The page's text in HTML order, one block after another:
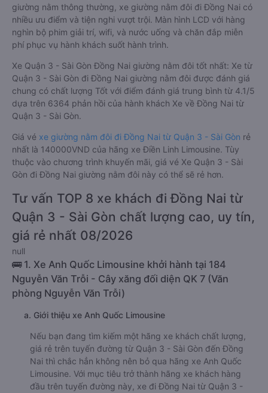
giường nằm thông thường, xe giường nằm đôi đi Đồng Nai có
nhiều ưu điểm và tiện nghi vượt trội. Màn hình LCD với hàng
nghìn bộ phim giải trí, wifi, và nước uống và chăn đắp miễn
phí phục vụ hành khách suốt hành trình.
Xe Quận 3 - Sài Gòn Đồng Nai giường nằm đôi tốt nhất: Xe từ
Quận 3 - Sài Gòn đi Đồng Nai giường nằm đôi được đánh giá
chung có chất lượng Tốt với điểm đánh giá trung bình từ 4.1/5
dựa trên 6364 phản hồi của hành khách Xe về Đồng Nai từ
Quận 3 - Sài Gòn.
Giá vé xe giường nằm đôi đi Đồng Nai từ Quận 3 - Sài Gòn rẻ
nhất là 140000VND của hãng xe Điền Linh Limousine. Tùy
thuộc vào chương trình khuyến mãi, giá vé Xe Quận 3 - Sài
Gòn đi Đồng Nai giường nằm đôi này có thể sẽ rẻ hơn.
Tư vấn TOP 8 xe khách đi Đồng Nai từ
Quận 3 - Sài Gòn chất lượng cao, uy tín,
giá rẻ nhất 08/2026
null
🚌 1. Xe Anh Quốc Limousine khởi hành tại 184
Nguyễn Văn Trỗi - Cây xăng đối diện QK 7 (Văn
phòng Nguyễn Văn Trỗi)
a. Giới thiệu xe Anh Quốc Limousine
Nếu bạn đang tìm kiếm một hãng xe khách chất lượng,
giá rẻ trên tuyến đường từ Quận 3 - Sài Gòn đến Đồng
Nai thì chắc hẳn không nên bỏ qua hãng xe Anh Quốc
Limousine. Với mục tiêu trở thành hãng xe khách hàng
đầu trên tuyến đường này, xe đi Đồng Nai từ Quận 3 -